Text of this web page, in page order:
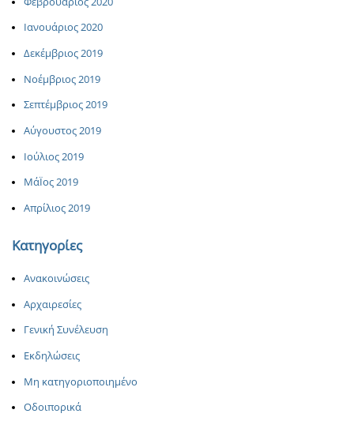
Ιανουάριος 2020
Δεκέμβριος 2019
Νοέμβριος 2019
Σεπτέμβριος 2019
Αύγουστος 2019
Ιούλιος 2019
ΜάΪος 2019
Απρίλιος 2019
Κατηγορίες
Ανακοινώσεις
Αρχαιρεσίες
Γενική Συνέλευση
Εκδηλώσεις
Μη κατηγοριοποιημένο
Οδοιπορικά